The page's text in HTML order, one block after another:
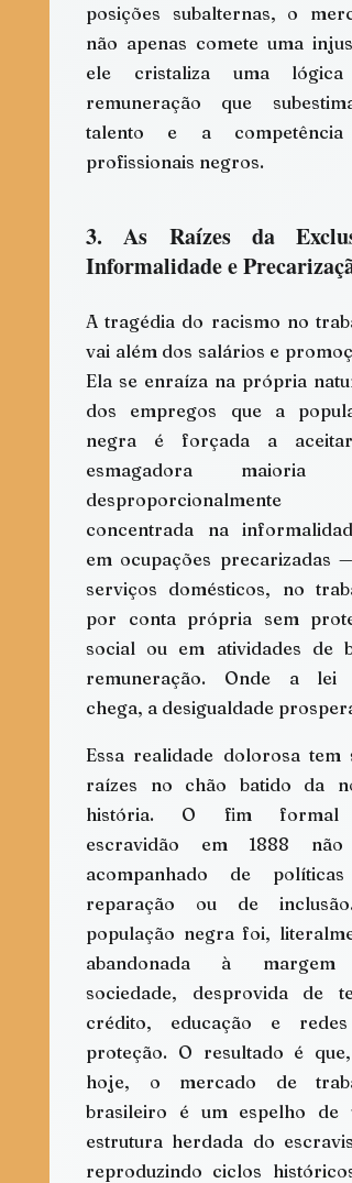
posições subalternas, o
não apenas comete uma
ele cristaliza uma lógica
remuneração que
talento e a competência
profissionais negros.
3. As Raízes da
Informalidade e Precarização
A tragédia do racismo no
vai além dos salários e
Ela se enraíza na própria
dos empregos que a
negra é forçada a
esmagadora maioria
desproporcionalmente
concentrada na
em ocupações precarizadas —
serviços domésticos, no
por conta própria sem
social ou em atividades de
remuneração. Onde a lei
chega, a desigualdade prospera.
Essa realidade dolorosa tem
raízes no chão batido da
história. O fim formal
escravidão em 1888 não
acompanhado de políticas
reparação ou de
população negra foi,
abandonada à margem
sociedade, desprovida de
crédito, educação e redes
proteção. O resultado é que,
hoje, o mercado de
brasileiro é um espelho de
estrutura herdada do
reproduzindo ciclos